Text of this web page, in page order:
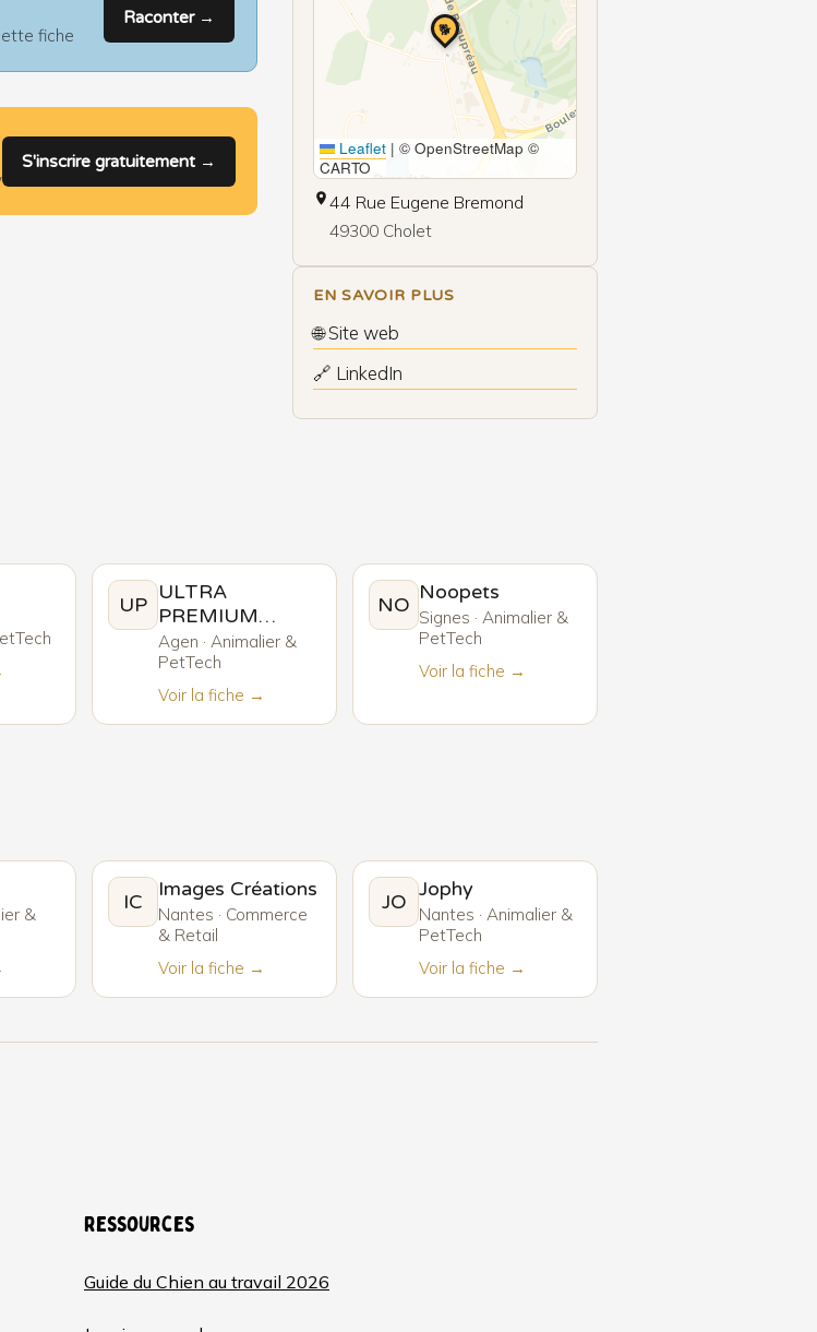
fiche
Raconter →
S'inscrire gratuitement →
🐕
Leaflet | © OpenStreetMap ©
CARTO
44 Rue Eugene Bremond
49300 Cholet
EN SAVOIR PLUS
🌐 Site web
🔗 LinkedIn
UP
ULTRA
PREMIUM
DIRECT
Agen · Animalier &
PetTech
Voir la fiche →
NO
Noopets
Signes · Animalier &
PetTech
Voir la fiche →
&
IC
Images Créations
Nantes · Commerce
& Retail
Voir la fiche →
JO
Jophy
Nantes · Animalier &
PetTech
Voir la fiche →
Ressources
Guide du Chien au travail 2026